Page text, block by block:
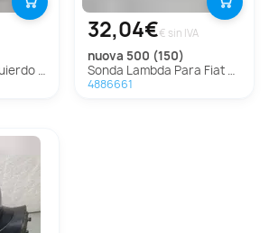
Nuova 500
32,04€€ sin IVA
nuova 500 (150)
Sonda Lambda Para Fiat Nuova 500
4886661